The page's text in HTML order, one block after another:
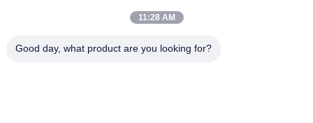
전화
11:28 AM
Good day, what product are you looking for?